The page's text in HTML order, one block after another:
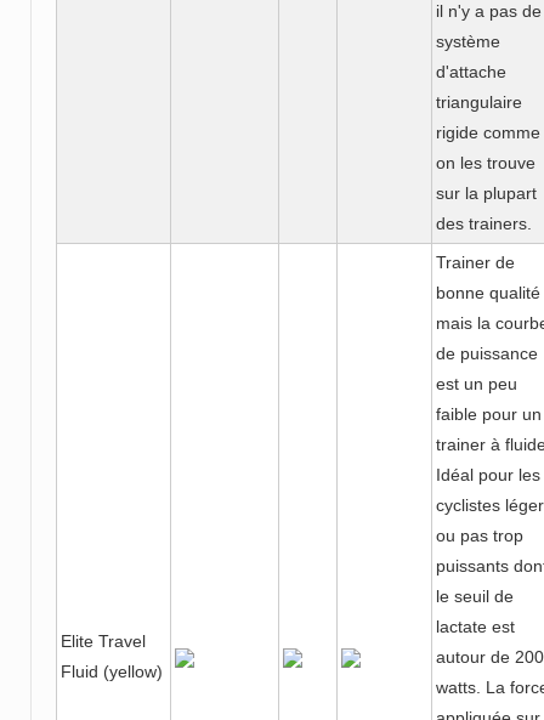
il n'y a pas de
système
d'attache
triangulaire
rigide comme
on les trouve
sur la plupart
des trainers.
Elite Travel
Fluid (yellow)
Trainer de
bonne qualité
mais la
de puissance
est un peu
faible pour un
trainer à
Idéal pour les
cyclistes
ou pas trop
puissants
le seuil de
lactate est
autour de 200
watts. La